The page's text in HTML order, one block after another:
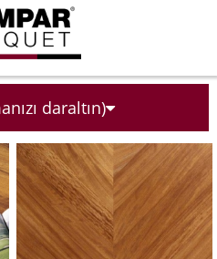
daraltın)